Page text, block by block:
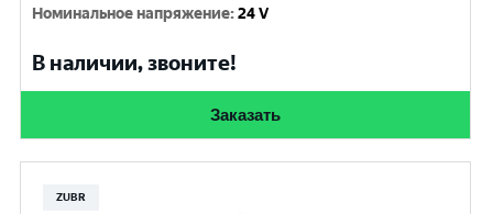
Номинальное напряжение:24 V
В наличии, звоните!
Заказать
ZUBR